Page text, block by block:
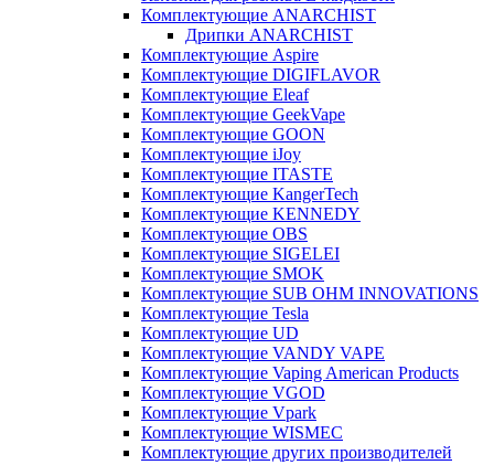
Комплектующие ANARCHIST
Дрипки ANARCHIST
Комплектующие Aspire
Комплектующие DIGIFLAVOR
Комплектующие Eleaf
Комплектующие GeekVape
Комплектующие GOON
Комплектующие iJoy
Комплектующие ITASTE
Комплектующие KangerTech
Комплектующие KENNEDY
Комплектующие OBS
Комплектующие SIGELEI
Комплектующие SMOK
Комплектующие SUB OHM INNOVATIONS
Комплектующие Tesla
Комплектующие UD
Комплектующие VANDY VAPE
Комплектующие Vaping American Products
Комплектующие VGOD
Комплектующие Vpark
Комплектующие WISMEC
Комплектующие других производителей